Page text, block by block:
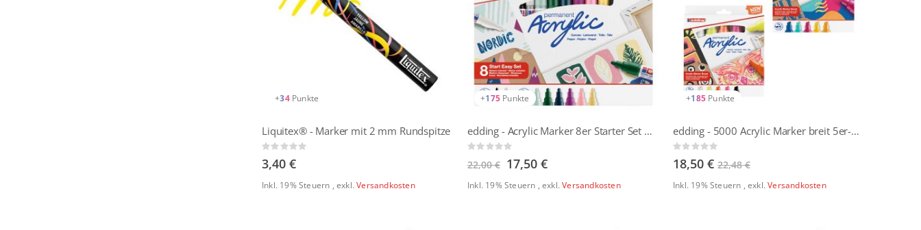
+34 Punkte
Liquitex® - Marker mit 2 mm Rundspitze
Rating:
0%
3,40 €
Inkl. 19% Steuern ,exkl.Versandkosten
+175 Punkte
edding - Acrylic Marker 8er Starter Set Nordic
Rating:
0%
22,00 € Sonderangebot
17,50 €
Inkl. 19% Steuern , exkl.Versandkosten
+185 Punkte
edding - 5000 Acrylic Marker breit 5er-Set
Rating:
0%
18,50 € 22,48 €
Inkl. 19% Steuern , exkl.Versandkosten